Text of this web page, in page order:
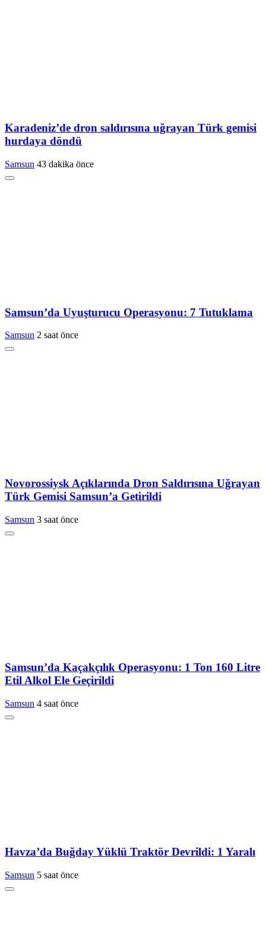
Karadeniz’de dron saldırısına uğrayan Türk gemisi
hurdaya döndü
Samsun 43 dakika önce
Samsun’da Uyuşturucu Operasyonu: 7 Tutuklama
Samsun 2 saat önce
Novorossiysk Açıklarında Dron Saldırısına Uğrayan
Türk Gemisi Samsun’a Getirildi
Samsun 3 saat önce
Samsun’da Kaçakçılık Operasyonu: 1 Ton 160 Litre
Etil Alkol Ele Geçirildi
Samsun 4 saat önce
Havza’da Buğday Yüklü Traktör Devrildi: 1 Yaralı
Samsun 5 saat önce